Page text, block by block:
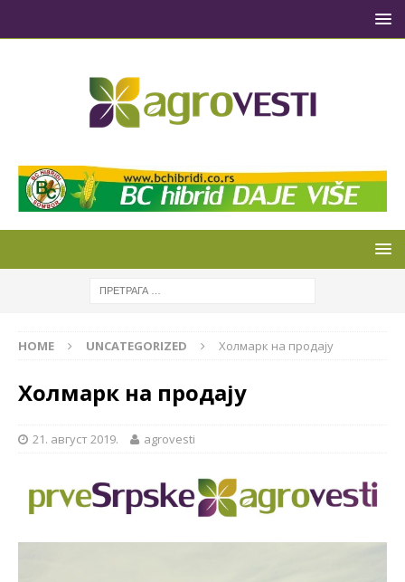
HOME UNCATEGORIZED Холмарк на продају
Холмарк на продају
21. август 2019. agrovesti